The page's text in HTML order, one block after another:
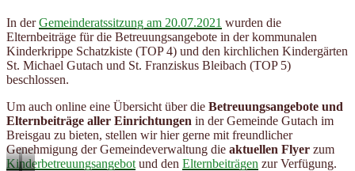
In derGemeinderatssitzung am 20.07.2021 wurden die
Elternbeiträge für die Betreuungsangebote in der kommunalen
Kinderkrippe Schatzkiste (TOP 4) und den kirchlichen Kindergärten
St. Michael Gutach und St. Franziskus Bleibach (TOP 5)
beschlossen.
Um auch online eine Übersicht über die Betreuungsangebote und
Elternbeiträge aller Einrichtungen in der Gemeinde Gutach im
Breisgau zu bieten, stellen wir hier gerne mit freundlicher
Genehmigung der Gemeindeverwaltung die aktuellen Flyer zum
Kinderbetreuungsangebot und den Elternbeiträgen zur Verfügung.